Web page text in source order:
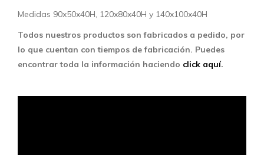
Medidas 90x50x40H, 120x80x40H y 140x100x40H
Todos nuestros productos son fabricados a pedido, por
lo que cuentan con tiempos de fabricación. Puedes
encontrar toda la información haciendo click aquí.